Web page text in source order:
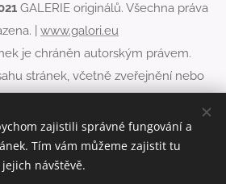
GALERIE originálů. Všechna práva
| www.galori.eu
je chráněn autorským právem.
stránek, včetně zveřejnění nebo
originálů zakázáno.
Cookies
zajistili správné fungování a
Tím vám můžeme zajistit tu
návštěvě.